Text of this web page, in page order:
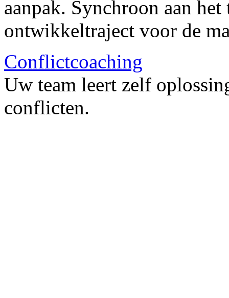
aanpak. Synchroon aan
ontwikkeltraject voor de
Conflictcoaching
Uw team leert zelf
conflicten.